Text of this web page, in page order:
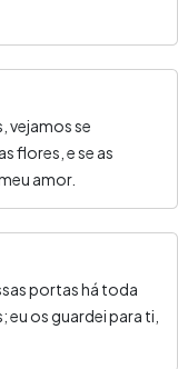
vejamos se
flores, e se as
amor.
portas há toda
os guardei para ti,